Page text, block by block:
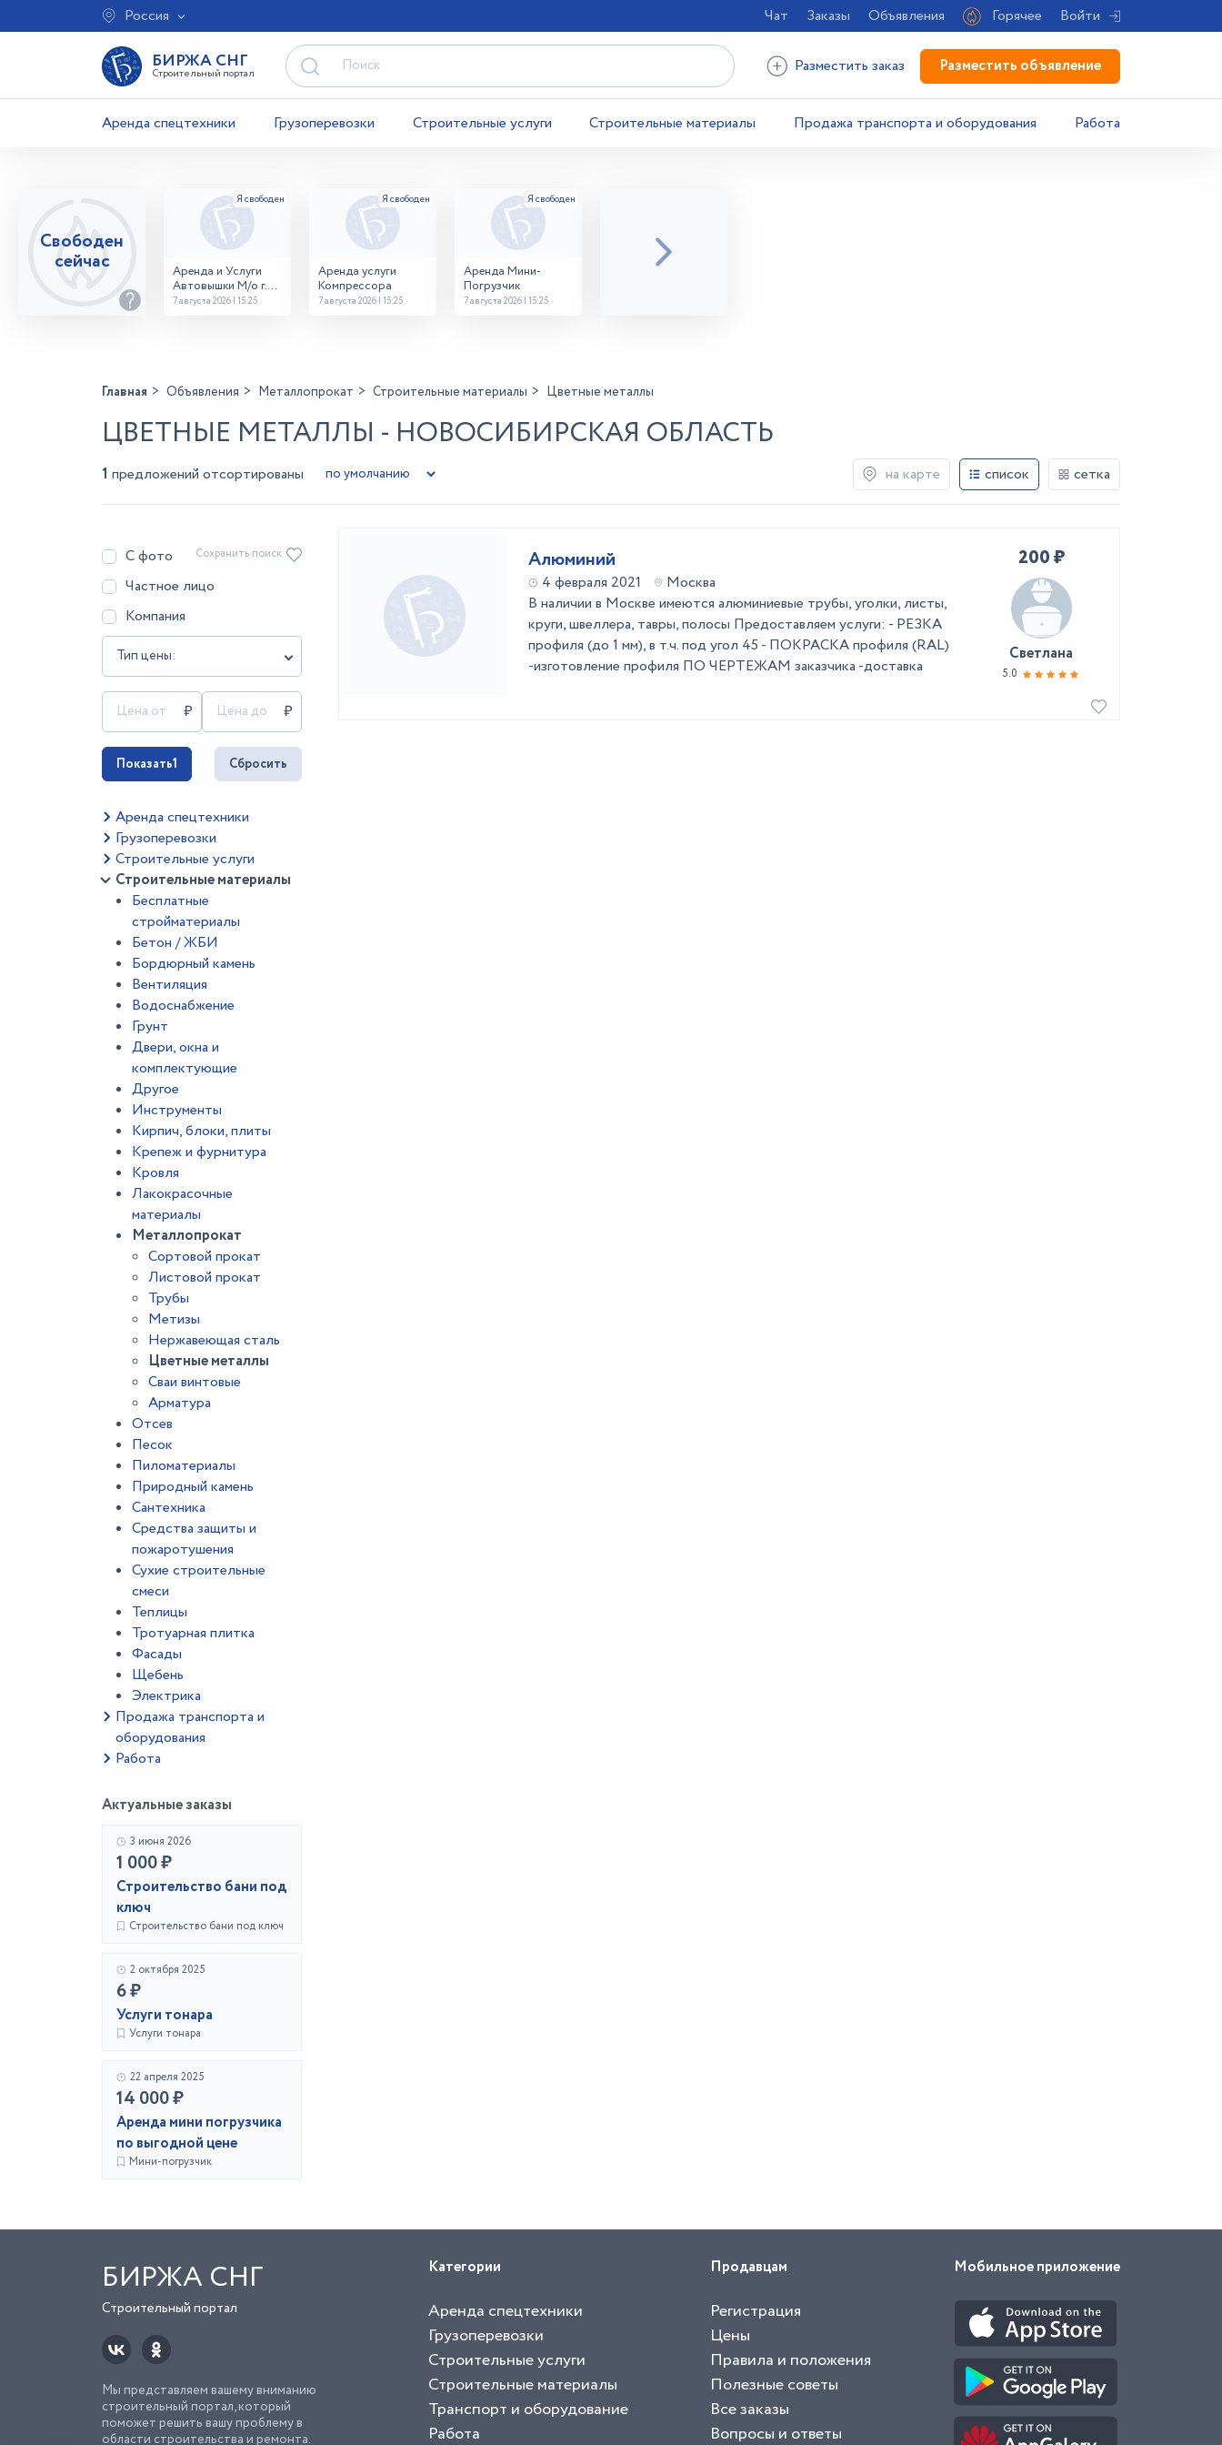
Россия Чат Заказы Объявления Горячее Войти
БИРЖА СНГ
Строительный портал Разместить заказ Разместить объявление
Аренда спецтехники Грузоперевозки Строительные услуги Строительные материалы Продажа транспорта и оборудования Работа
Свободен
сейчас
Аренда и Услуги
Автовышки М/о г.
Домодедово
7 августа 2026 | 15:25
Аренда услуги
Компрессора
7 августа 2026 | 15:25
Аренда Мини-
Погрузчик
7 августа 2026 | 15:25
Главная Объявления Металлопрокат Строительные материалы Цветные металлы
ЦВЕТНЫЕ МЕТАЛЛЫ - НОВОСИБИРСКАЯ ОБЛАСТЬ
1 предложений отсортированы на карте список сетка
С фото
Частное лицо
Компания
Тип цены:
Сохранить поиск
Показать1 Сбросить
Аренда спецтехники
Грузоперевозки
Строительные услуги
Строительные материалы
Бесплатные
стройматериалы
Бетон / ЖБИ
Бордюрный камень
Вентиляция
Водоснабжение
Грунт
Двери, окна и
комплектующие
Другое
Инструменты
Кирпич, блоки, плиты
Крепеж и фурнитура
Кровля
Лакокрасочные
материалы
Металлопрокат
Сортовой прокат
Листовой прокат
Трубы
Метизы
Нержавеющая сталь
Цветные металлы
Сваи винтовые
Арматура
Отсев
Песок
Пиломатериалы
Природный камень
Сантехника
Средства защиты и
пожаротушения
Сухие строительные
смеси
Теплицы
Тротуарная плитка
Фасады
Щебень
Электрика
Продажа транспорта и
оборудования
Работа
Актуальные заказы
3 июня 2026
1 000 ₽
Строительство бани под
ключ
Строительство бани под ключ
2 октября 2025
6 ₽
Услуги тонара
Услуги тонара
22 апреля 2025
14 000 ₽
Аренда мини погрузчика
по выгодной цене
Мини-погрузчик
Алюминий
4 февраля 2021
Москва
В наличии в Москве имеются алюминиевые трубы, уголки, листы,
круги, швеллера, тавры, полосы Предоставляем услуги: - РЕЗКА
профиля (до 1 мм), в т.ч. под угол 45 - ПОКРАСКА профиля (RAL)
-изготовление профиля ПО ЧЕРТЕЖАМ заказчика -доставка
200 ₽
Светлана
5.0
БИРЖА СНГ
Строительный портал
Мы представляем вашему вниманию
строительный портал, который
поможет решить вашу проблему в
области строительства и ремонта.
Категории
Аренда спецтехники
Грузоперевозки
Строительные услуги
Строительные материалы
Транспорт и оборудование
Работа
Продавцам
Регистрация
Цены
Правила и положения
Полезные советы
Все заказы
Вопросы и ответы
Мобильное приложение